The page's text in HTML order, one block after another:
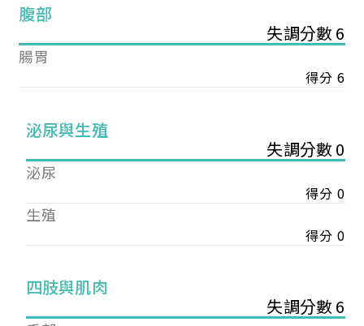
腹部
失調分數 6
腸胃
得分 6
泌尿與生殖
失調分數 0
泌尿
得分 0
生殖
得分 0
四肢與肌肉
失調分數 6
您已成功送出會員申請
您好，您的會員申請，已成功送出，經本協會理事